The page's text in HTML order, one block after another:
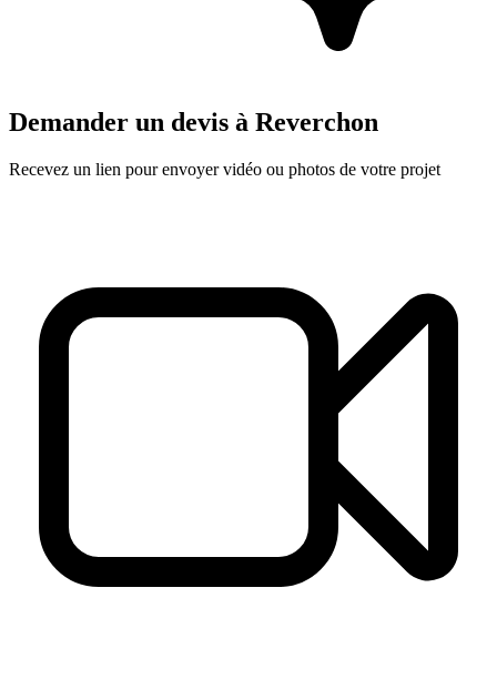
Demander un devis à Reverchon
Recevez un lien pour envoyer vidéo ou photos de votre projet